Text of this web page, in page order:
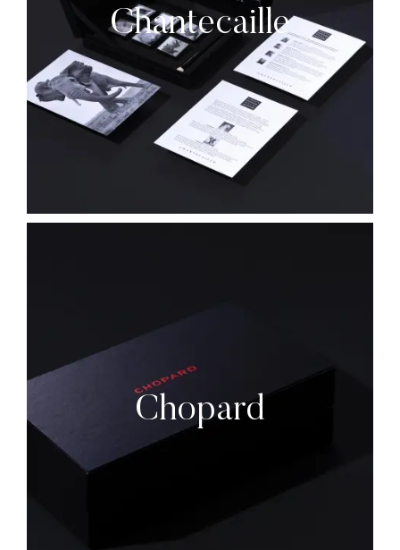
Chantecaille
Chopard